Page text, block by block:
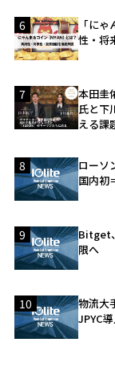
6
「に
性・将
7
本田圭
氏と下
える課
8
ローソ
国内初
9
Bitget
限へ
10
物流大
JPYC